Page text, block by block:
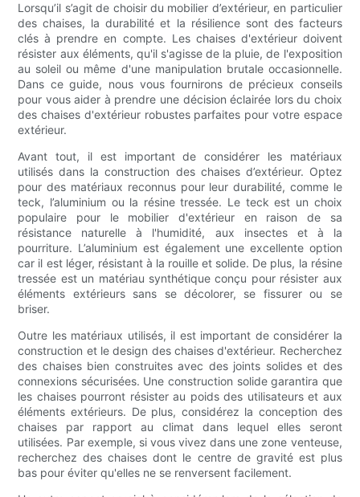
Lorsqu’il s’agit de choisir du mobilier d’extérieur, en particulier
des chaises, la durabilité et la résilience sont des facteurs
clés à prendre en compte. Les chaises d'extérieur doivent
résister aux éléments, qu'il s'agisse de la pluie, de l'exposition
au soleil ou même d'une manipulation brutale occasionnelle.
Dans ce guide, nous vous fournirons de précieux conseils
pour vous aider à prendre une décision éclairée lors du choix
des chaises d'extérieur robustes parfaites pour votre espace
extérieur.
Avant tout, il est important de considérer les matériaux
utilisés dans la construction des chaises d’extérieur. Optez
pour des matériaux reconnus pour leur durabilité, comme le
teck, l’aluminium ou la résine tressée. Le teck est un choix
populaire pour le mobilier d'extérieur en raison de sa
résistance naturelle à l'humidité, aux insectes et à la
pourriture. L’aluminium est également une excellente option
car il est léger, résistant à la rouille et solide. De plus, la résine
tressée est un matériau synthétique conçu pour résister aux
éléments extérieurs sans se décolorer, se fissurer ou se
briser.
Outre les matériaux utilisés, il est important de considérer la
construction et le design des chaises d'extérieur. Recherchez
des chaises bien construites avec des joints solides et des
connexions sécurisées. Une construction solide garantira que
les chaises pourront résister au poids des utilisateurs et aux
éléments extérieurs. De plus, considérez la conception des
chaises par rapport au climat dans lequel elles seront
utilisées. Par exemple, si vous vivez dans une zone venteuse,
recherchez des chaises dont le centre de gravité est plus
bas pour éviter qu'elles ne se renversent facilement.